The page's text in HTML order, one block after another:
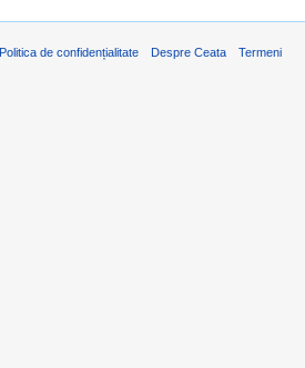
Politica de confidențialitate Despre Ceata Termeni